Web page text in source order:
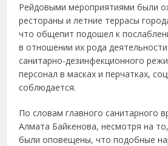
Рейдовыми мероприятиями были
рестораны и летние террасы
что общепит подошел к
в отношении их рода
санитарно-дезинфекционного
персонал в масках и перчатках,
соблюдается.
По словам главного санитарного
Алмата Байкенова, несмотря на
были оповещены, что подобные